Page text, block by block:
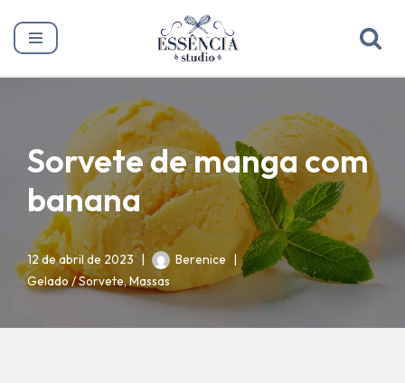
Pular
Sorvete de manga com
banana
12 de abril de 2023
Berenice
Gelado / Sorvete,Massas